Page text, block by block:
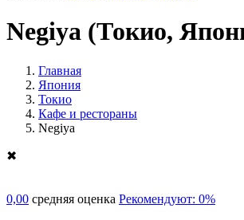
Negiya (Токио,
Главная
Япония
Токио
Кафе и рестораны
Negiya
✖
0,00 средняя оценка Рекомендуют: 0%